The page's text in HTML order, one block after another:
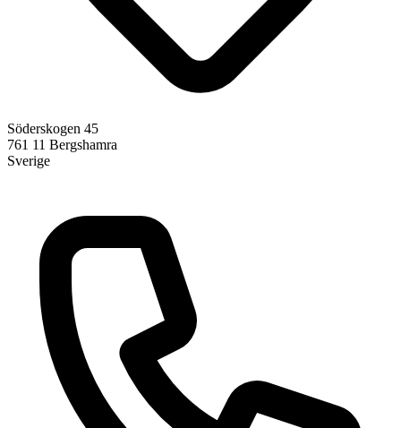
Söderskogen 45
761 11 Bergshamra
Sverige